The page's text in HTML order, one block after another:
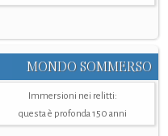
MONDO SOMMERSO
Immersioni nei relitti:
questa è profonda 150 anni